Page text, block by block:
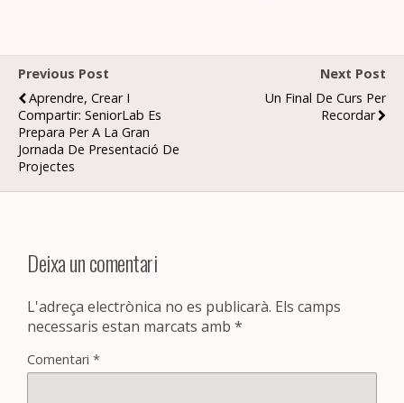
Previous Post
Aprendre, Crear I
Compartir: SeniorLab Es
Prepara Per A La Gran
Jornada De Presentació De
Projectes
Next Post
Un Final De Curs Per
Recordar
Deixa un comentari
L'adreça electrònica no es publicarà. Els camps
necessaris estan marcats amb *
Comentari *